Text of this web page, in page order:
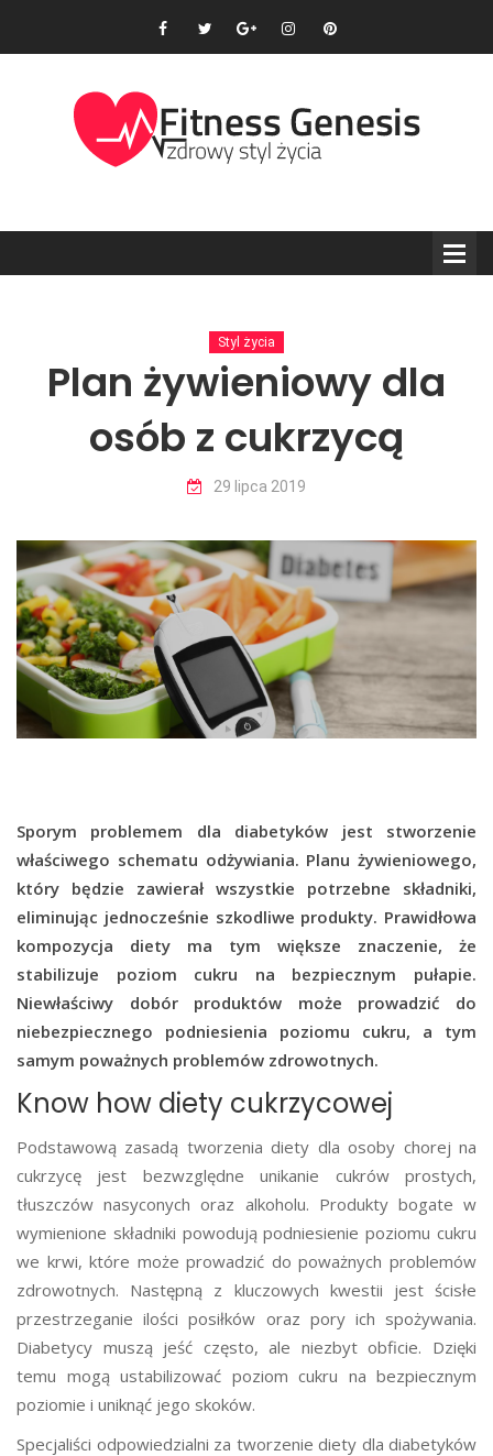
Styl życia
Plan żywieniowy dla
osób z cukrzycą
29 lipca 2019
Sporym problemem dla diabetyków jest stworzenie
właściwego schematu odżywiania. Planu żywieniowego,
który będzie zawierał wszystkie potrzebne składniki,
eliminując jednocześnie szkodliwe produkty. Prawidłowa
kompozycja diety ma tym większe znaczenie, że
stabilizuje poziom cukru na bezpiecznym pułapie.
Niewłaściwy dobór produktów może prowadzić do
niebezpiecznego podniesienia poziomu cukru, a tym
samym poważnych problemów zdrowotnych.
Know how diety cukrzycowej
Podstawową zasadą tworzenia diety dla osoby chorej na
cukrzycę jest bezwzględne unikanie cukrów prostych,
tłuszczów nasyconych oraz alkoholu. Produkty bogate w
wymienione składniki powodują podniesienie poziomu cukru
we krwi, które może prowadzić do poważnych problemów
zdrowotnych. Następną z kluczowych kwestii jest ścisłe
przestrzeganie ilości posiłków oraz pory ich spożywania.
Diabetycy muszą jeść często, ale niezbyt obficie. Dzięki
temu mogą ustabilizować poziom cukru na bezpiecznym
poziomie i uniknąć jego skoków.
Specjaliści odpowiedzialni za tworzenie diety dla diabetyków